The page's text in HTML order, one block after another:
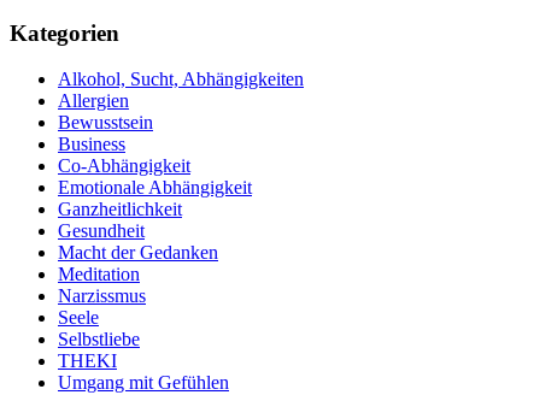
Kategorien
Alkohol, Sucht, Abhängigkeiten
Allergien
Bewusstsein
Business
Co-Abhängigkeit
Emotionale Abhängigkeit
Ganzheitlichkeit
Gesundheit
Macht der Gedanken
Meditation
Narzissmus
Seele
Selbstliebe
THEKI
Umgang mit Gefühlen